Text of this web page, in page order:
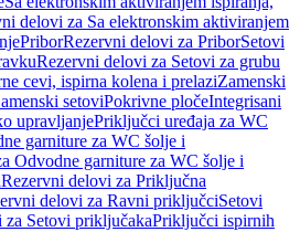
delovi za Sa elektronskim aktiviranjem
PriborRezervni delovi za PriborSetovi
Rezervni delovi za Setovi za grubu
cevi, ispirna kolena i prelaziZamenski
setoviPokrivne pločeIntegrisani
upravljanjePriključci uređaja za WC
garniture za WC šolje i
Odvodne garniture za WC šolje i
Rezervni delovi za Priključna
delovi za Ravni priključciSetovi
za Setovi priključakaPriključci ispirnih